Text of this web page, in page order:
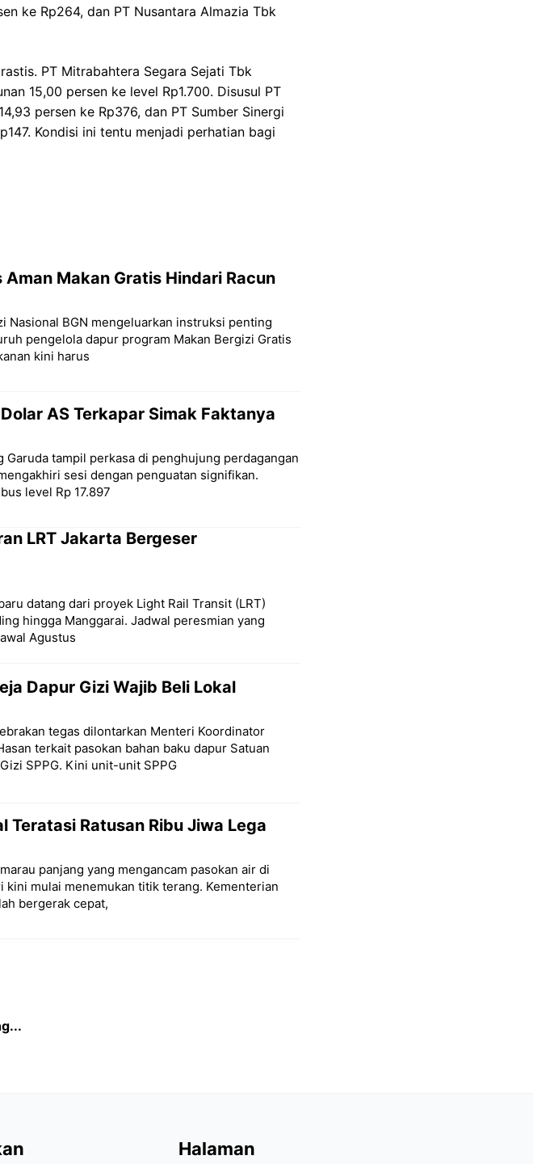
ke Rp264, dan PT Nusantara Almazia Tbk
PT Mitrabahtera Segara Sejati Tbk
15,00 persen ke level Rp1.700. Disusul PT
persen ke Rp376, dan PT Sumber Sinergi
Kondisi ini tentu menjadi perhatian bagi
Aman Makan Gratis Hindari Racun
Nasional BGN mengeluarkan instruksi penting
pengelola dapur program Makan Bergizi Gratis
kini harus
AS Terkapar Simak Faktanya
Garuda tampil perkasa di penghujung perdagangan
sesi dengan penguatan signifikan.
level Rp 17.897
LRT Jakarta Bergeser
datang dari proyek Light Rail Transit (LRT)
hingga Manggarai. Jadwal peresmian yang
Agustus
Dapur Gizi Wajib Beli Lokal
tegas dilontarkan Menteri Koordinator
terkait pasokan bahan baku dapur Satuan
SPPG. Kini unit-unit SPPG
Teratasi Ratusan Ribu Jiwa Lega
panjang yang mengancam pasokan air di
kini mulai menemukan titik terang. Kementerian
bergerak cepat,
Halaman